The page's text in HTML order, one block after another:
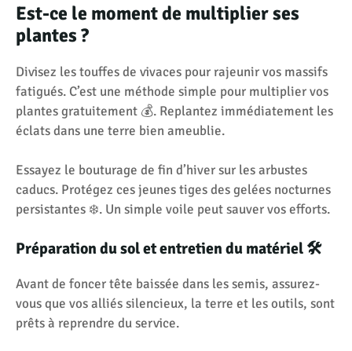
Est-ce le moment de multiplier ses
plantes ?
Divisez les touffes de vivaces pour rajeunir vos massifs
fatigués. C’est une méthode simple pour multiplier vos
plantes gratuitement 💰. Replantez immédiatement les
éclats dans une terre bien ameublie.
Essayez le bouturage de fin d’hiver sur les arbustes
caducs. Protégez ces jeunes tiges des gelées nocturnes
persistantes ❄️. Un simple voile peut sauver vos efforts.
Préparation du sol et entretien du matériel 🛠️
Avant de foncer tête baissée dans les semis, assurez-
vous que vos alliés silencieux, la terre et les outils, sont
prêts à reprendre du service.